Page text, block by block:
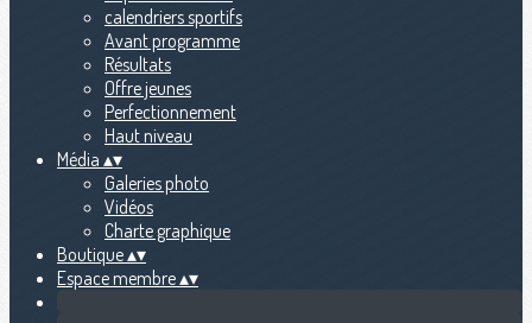
calendriers sportifs
Avant programme
Résultats
Offre jeunes
Perfectionnement
Haut niveau
Média ▴▾
Galeries photo
Vidéos
Charte graphique
Boutique▴▾
Espace membre▴▾